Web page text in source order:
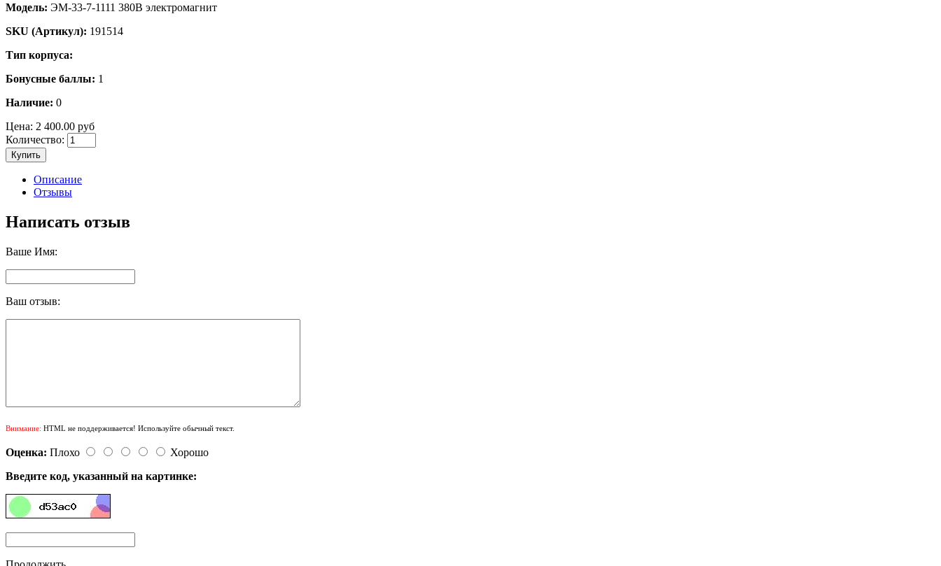
Модель: ЭМ-33-7-1111 380В электромагнит
SKU (Артикул): 191514
Тип корпуса:
Бонусные баллы: 1
Наличие: 0
Цена: 2 400.00 руб
Количество:
Купить
Описание
Отзывы
Написать отзыв
Ваше Имя:
Ваш отзыв:
Внимание: HTML не поддерживается! Используйте обычный текст.
Оценка: Плохо
Хорошо
Введите код, указанный на картинке: